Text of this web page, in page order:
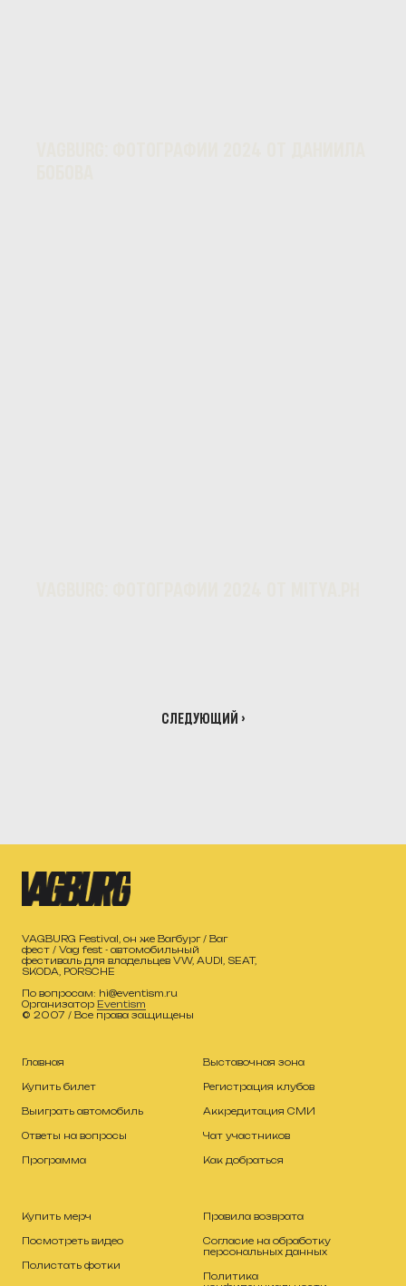
СЛЕДУЮЩИЙ >
VAGBURG Festival, он же Вагбург / Ваг
фест / Vag fest - автомобильный
фестиваль для владельцев VW, AUDI, SEAT,
SKODA, PORSCHE
По вопросам: hi@eventism.ru
Организатор Eventism
© 2007 / Все права защищены
Главная
Купить билет
Выиграть автомобиль
Ответы на вопросы
Программа
Выставочная зона
Регистрация клубов
Аккредитация СМИ
Чат участников
Как добраться
Купить мерч
Посмотреть видео
Полистать фотки
Правила возврата
Согласие на обработку
персональных данных
Политика